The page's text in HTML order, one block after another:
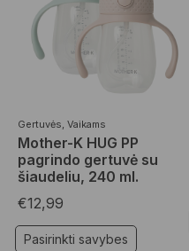
Gertuvės Vaikams
Mother-K HUG PP
pagrindo gertuvė su
šiaudeliu, 240 ml.
€12,99
Pasirinkti savybes